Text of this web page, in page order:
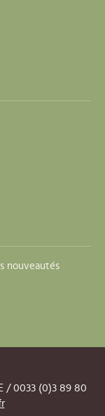
nouveautés
/ 0033 (0)3 89 80